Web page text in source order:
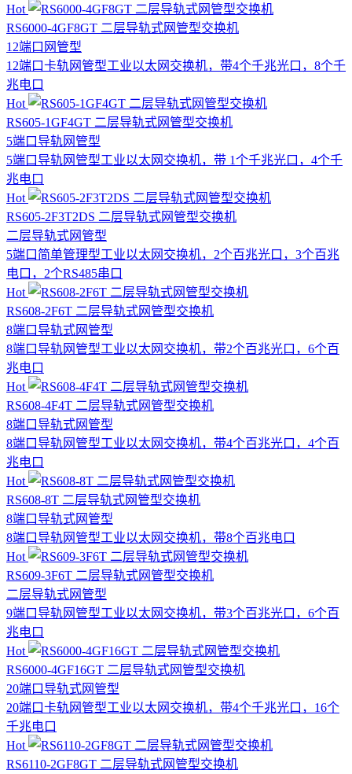
Hot
RS6000-4GF8GT 二层导轨式网管型交换机
12端口 网管型
12端口卡轨网管型工业以太网交换机，带4个千兆光口，8个千
兆电口
Hot
RS605-1GF4GT 二层导轨式网管型交换机
5端口 导轨网管型
5端口导轨网管型工业以太网交换机，带 1个千兆光口，4个千
兆电口
Hot
RS605-2F3T2DS 二层导轨式网管型交换机
二层导轨式网管型
5端口简单管理型工业以太网交换机，2个百兆光口，3个百兆
电口，2个RS485串口
Hot
RS608-2F6T 二层导轨式网管型交换机
8端口 导轨式网管型
8端口导轨网管型工业以太网交换机，带2个百兆光口，6个百
兆电口
Hot
RS608-4F4T 二层导轨式网管型交换机
8端口 导轨式网管型
8端口导轨网管型工业以太网交换机，带4个百兆光口，4个百
兆电口
Hot
RS608-8T 二层导轨式网管型交换机
8端口 导轨式网管型
8端口导轨网管型工业以太网交换机，带8个百兆电口
Hot
RS609-3F6T 二层导轨式网管型交换机
二层导轨式网管型
9端口导轨网管型工业以太网交换机，带3个百兆光口，6个百
兆电口
Hot
RS6000-4GF16GT 二层导轨式网管型交换机
20端口 导轨式网管型
20端口卡轨网管型工业以太网交换机，带4个千兆光口，16个
千兆电口
Hot
RS6110-2GF8GT 二层导轨式网管型交换机